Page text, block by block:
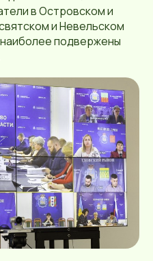
в Островском и
и Невельском
подвержены